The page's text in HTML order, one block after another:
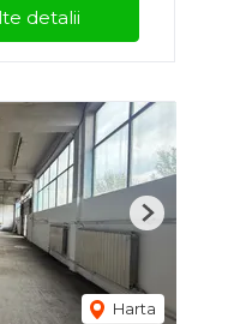
detalii
Harta
Next